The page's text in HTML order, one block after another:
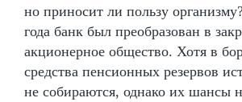
но приносит ли пользу
года банк был преобразован в
акционерное общество. Хотя в
средства пенсионных резервов
не собираются, однако их шансы